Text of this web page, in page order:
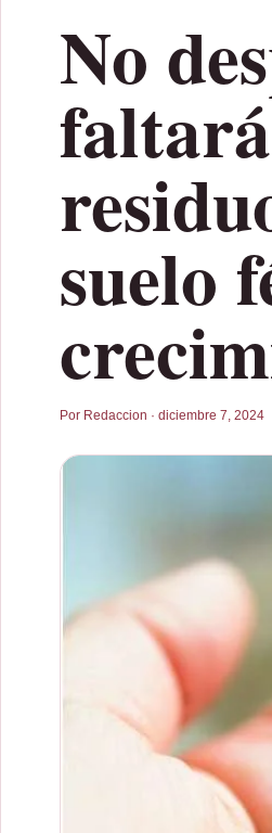
No
suelo
Por Redaccion · diciembre 7, 2024